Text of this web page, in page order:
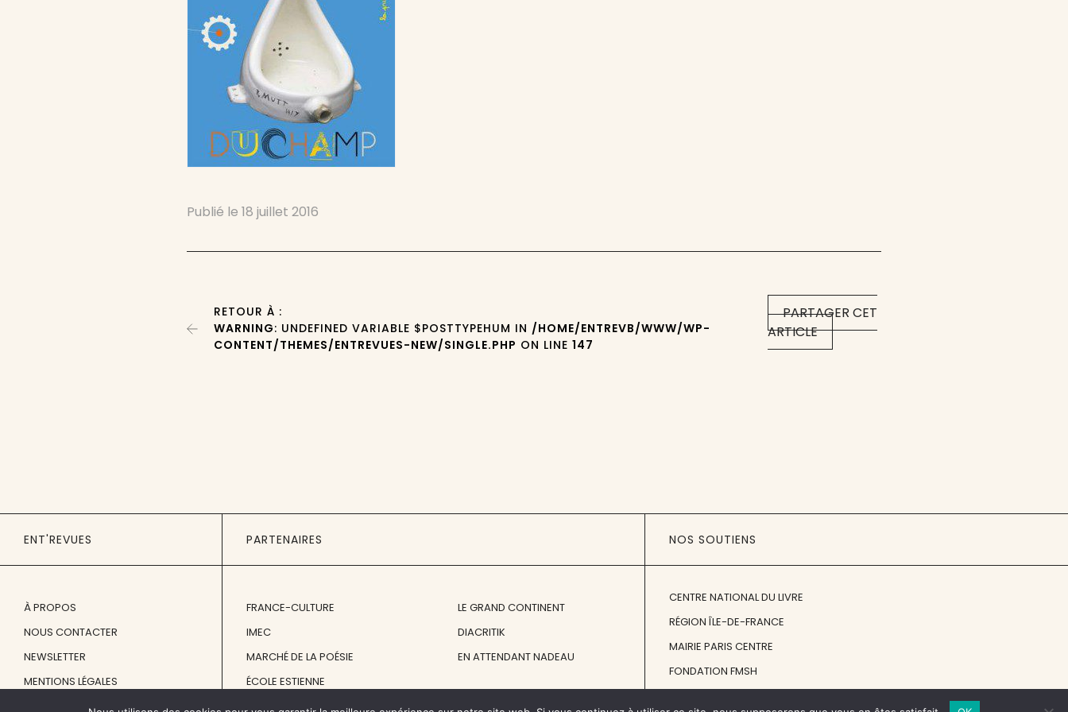
Publié le18 juillet 2016
PARTAGER CET
ARTICLE
RETOUR À :
WARNING: UNDEFINED VARIABLE $POSTTYPEHUM IN /HOME/ENTREVB/WWW/WP-
CONTENT/THEMES/ENTREVUES-NEW/SINGLE.PHP ON LINE147
ENT'REVUES
À PROPOS
NOUS CONTACTER
NEWSLETTER
MENTIONS LÉGALES
PARTENAIRES
FRANCE-CULTURE
IMEC
MARCHÉ DE LA POÉSIE
ÉCOLE ESTIENNE
LE GRAND CONTINENT
DIACRITIK
EN ATTENDANT NADEAU
NOS SOUTIENS
CENTRE NATIONAL DU LIVRE
RÉGION ÎLE-DE-FRANCE
MAIRIE PARIS CENTRE
FONDATION FMSH